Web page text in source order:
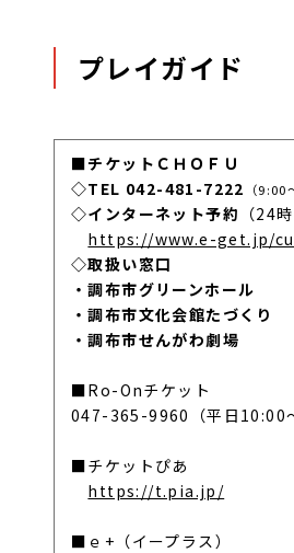
プレイガイド
■チケットＣＨＯＦＵ
◇TEL 042-481-7222
（
◇インターネット予約 （24
https://www.e-get.jp/
◇取扱い窓口
・調布市グリーンホール
・調布市文化会館たづくり
・調布市せんがわ劇場
■Ro-Onチケット
047-365-9960（平日10:00
■チケットぴあ
https://t.pia.jp/
■ｅ+（イープラス）